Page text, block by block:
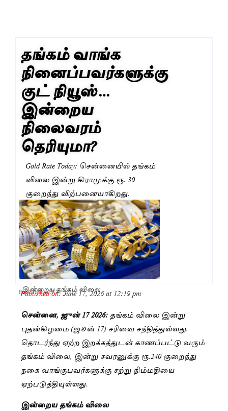
தங்கம் வாங்க
நினைப்பவர்களுக்கு
குட் நியூஸ்…
இன்றைய
நிலைவரம்
தெரியுமா?
Gold Rate Today: சென்னையில் தங்கம்
விலை இன்று கிராமுக்கு ரூ. 30
குறைந்து விற்பனையாகிறது.
இன்றைய தங்கம் விலை
BySaranya JK
Published on:June 17, 2026 at 12:19 pm
சென்னை, ஜுன் 17 2026: தங்கம் விலை இன்று
புதன்கிழமை (ஜூன் 17) சரிவை சந்தித்துள்ளது.
தொடர்ந்து ஏற்ற இறக்கத்துடன் காணப்பட்டு வரும்
தங்கம் விலை, இன்று சவரனுக்கு ரூ.240 குறைந்து
நகை வாங்குபவர்களுக்கு சற்று நிம்மதியை
ஏற்படுத்தியுள்ளது.
இன்றைய தங்கம் விலை